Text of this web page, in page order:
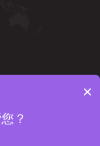
限公司版权所有
×
？